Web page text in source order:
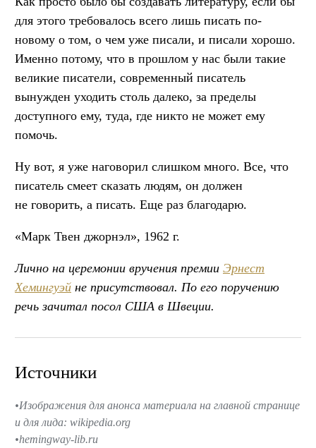
для этого требовалось всего лишь писать по-
новому о том, о чем уже писали, и писали хорошо.
Именно потому, что в прошлом у нас были такие
великие писатели, современный писатель
вынужден уходить столь далеко, за пределы
доступного ему, туда, где никто не может ему
помочь.
Ну вот, я уже наговорил слишком много. Все, что
писатель смеет сказать людям, он должен
не говорить, а писать. Еще раз благодарю.
«Марк Твен джорнэл», 1962 г.
Лично на церемонии вручения премии Эрнест
Хемингуэй не присутствовал. По его поручению
речь зачитал посол США в Швеции.
Источники
Изображения для анонса материала на главной странице
и для лида: wikipedia.org
hemingway-lib.ru